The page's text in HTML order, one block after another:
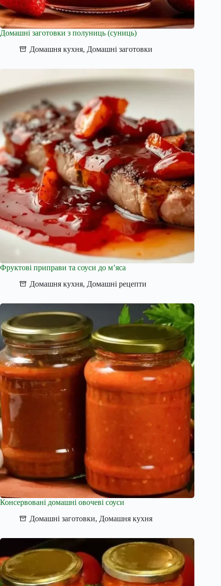
Домашні заготовки з полуниць (суниць)
Домашня кухня, Домашні заготовки
Фруктові приправи та соуси до м’яса
Домашня кухня, Домашні рецепти
Консервовані домашні овочеві соуси
Домашні заготовки, Домашня кухня